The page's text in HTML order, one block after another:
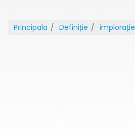
Principala Definiție implorație